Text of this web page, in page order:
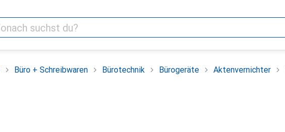
Büro + Schreibwaren Bürotechnik Bürogeräte Aktenvernichter